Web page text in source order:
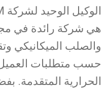
هي شركة رائدة في
والصلب الميكانيكي
حسب متطلبات
الحرارية المتقدمة.